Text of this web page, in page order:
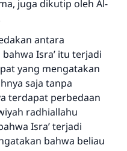
juga dikutip oleh Al-
antara
Isra’ itu terjadi
yang mengatakan
saja tanpa
terdapat perbedaan
radhiallahu
Isra’ terjadi
bahwa beliau